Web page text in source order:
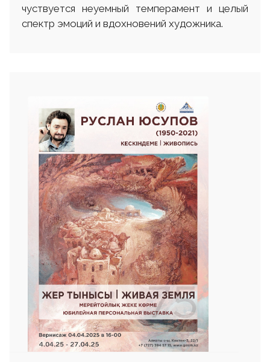
чуствуется неуемный темперамент и целый
спектр эмоций и вдохновений художника.